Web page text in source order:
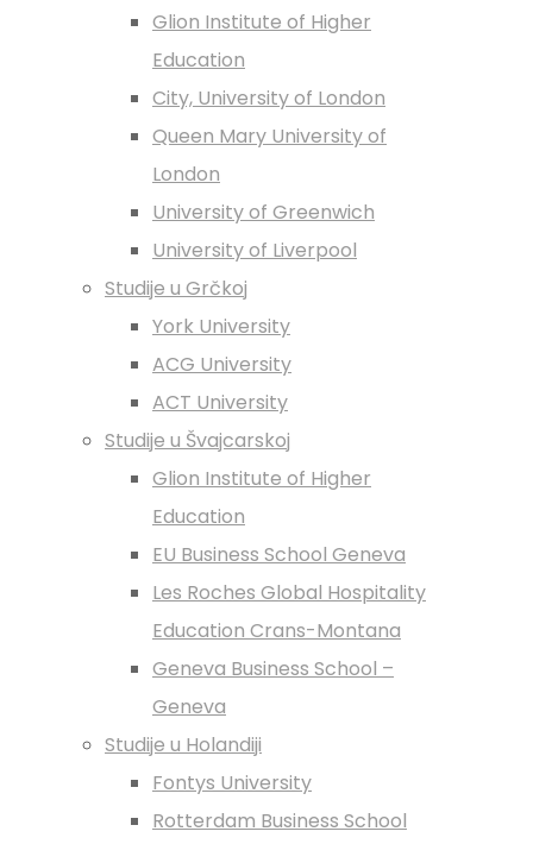
Glion Institute of Higher
Education
City, University of London
Queen Mary University of
London
University of Greenwich
University of Liverpool
Studije u Grčkoj
York University
ACG University
ACT University
Studije u Švajcarskoj
Glion Institute of Higher
Education
EU Business School Geneva
Les Roches Global Hospitality
Education Crans-Montana
Geneva Business School –
Geneva
Studije u Holandiji
Fontys University
Rotterdam Business School